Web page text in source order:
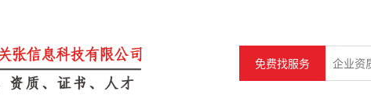
免费找服务